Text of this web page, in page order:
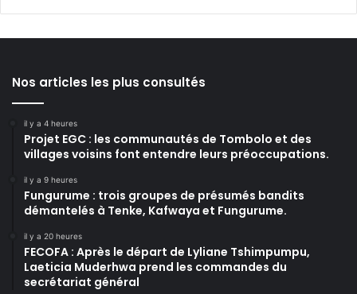
Nos articles les plus consultés
il y a 4 heures
Projet EGC : les communautés de Tombolo et des
villages voisins font entendre leurs préoccupations.
il y a 9 heures
Fungurume : trois groupes de présumés bandits
démantelés à Tenke, Kafwaya et Fungurume.
il y a 20 heures
FECOFA : Après le départ de Lyliane Tshimpumpu,
Laeticia Muderhwa prend les commandes du
secrétariat général